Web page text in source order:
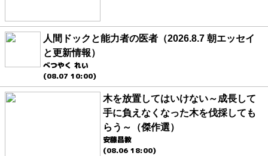
人間ドックと能力者の医者（2026.8.7 朝エッセイ
と更新情報）
べつやく れい
(08.07 10:00)
木を放置してはいけない～成長して
手に負えなくなった木を伐採しても
らう～（傑作選）
安藤昌教
(08.06 18:00)